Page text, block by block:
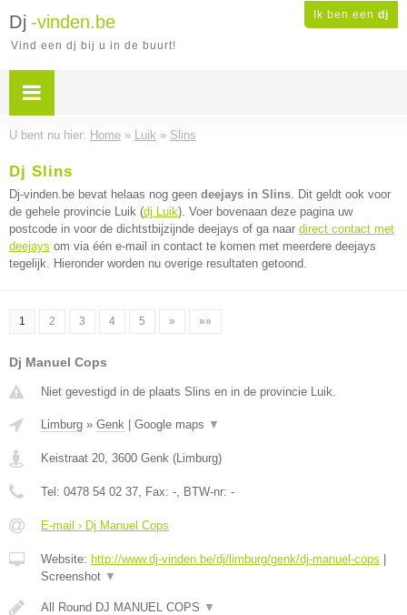
Ik ben een dj
Dj -vinden.be
Vind een dj bij u in de buurt!
U bent nu hier: Home » Luik » Slins
Dj Slins
Dj-vinden.be bevat helaas nog geen deejays in Slins. Dit geldt ook voor
de gehele provincie Luik (dj Luik). Voer bovenaan deze pagina uw
postcode in voor de dichtstbijzijnde deejays of ga naar direct contact met
deejays om via één e-mail in contact te komen met meerdere deejays
tegelijk. Hieronder worden nu overige resultaten getoond.
1 2 3 4 5 » »»
Dj Manuel Cops
Niet gevestigd in de plaats Slins en in de provincie Luik.
Limburg » Genk Google maps ▼
Keistraat 20, 3600 Genk (Limburg)
Tel: 0478 54 02 37, Fax: -, BTW-nr: -
E-mail › Dj Manuel Cops
Website: http://www.dj-vinden.be/dj/limburg/genk/dj-manuel-cops
Screenshot ▼
All Round DJ MANUEL COPS ▼